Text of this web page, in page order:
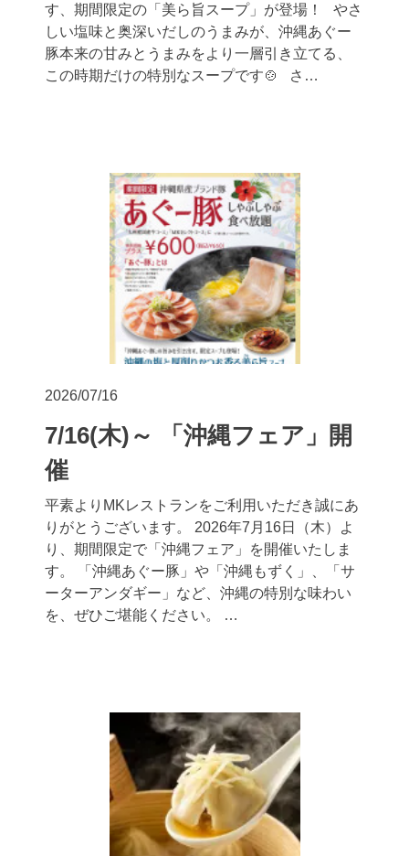
す、期間限定の「美ら旨スープ」が登場！ やさ
しい塩味と奥深いだしのうまみが、沖縄あぐー
豚本来の甘みとうまみをより一層引き立てる、
この時期だけの特別なスープです🍲 さ…
2026/07/16
7/16(木)～ 「沖縄フェア」開
催
平素よりMKレストランをご利用いただき誠にあ
りがとうございます。 2026年7月16日（木）よ
り、期間限定で「沖縄フェア」を開催いたしま
す。 「沖縄あぐー豚」や「沖縄もずく」、「サ
ーターアンダギー」など、沖縄の特別な味わい
を、ぜひご堪能ください。 …